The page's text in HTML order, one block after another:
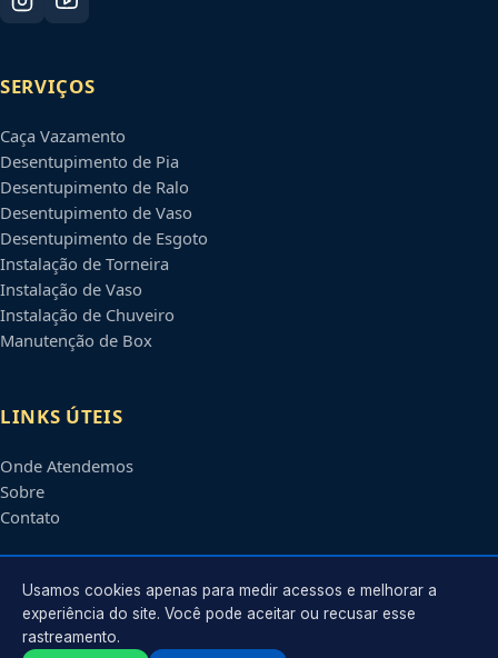
SERVIÇOS
Caça Vazamento
Desentupimento de Pia
Desentupimento de Ralo
Desentupimento de Vaso
Desentupimento de Esgoto
Instalação de Torneira
Instalação de Vaso
Instalação de Chuveiro
Manutenção de Box
LINKS ÚTEIS
Onde Atendemos
Sobre
Contato
CONTATO
Atendimento em
Usamos cookies apenas para medir acessos e melhorar a
experiência do site. Você pode aceitar ou recusar esse
rastreamento.